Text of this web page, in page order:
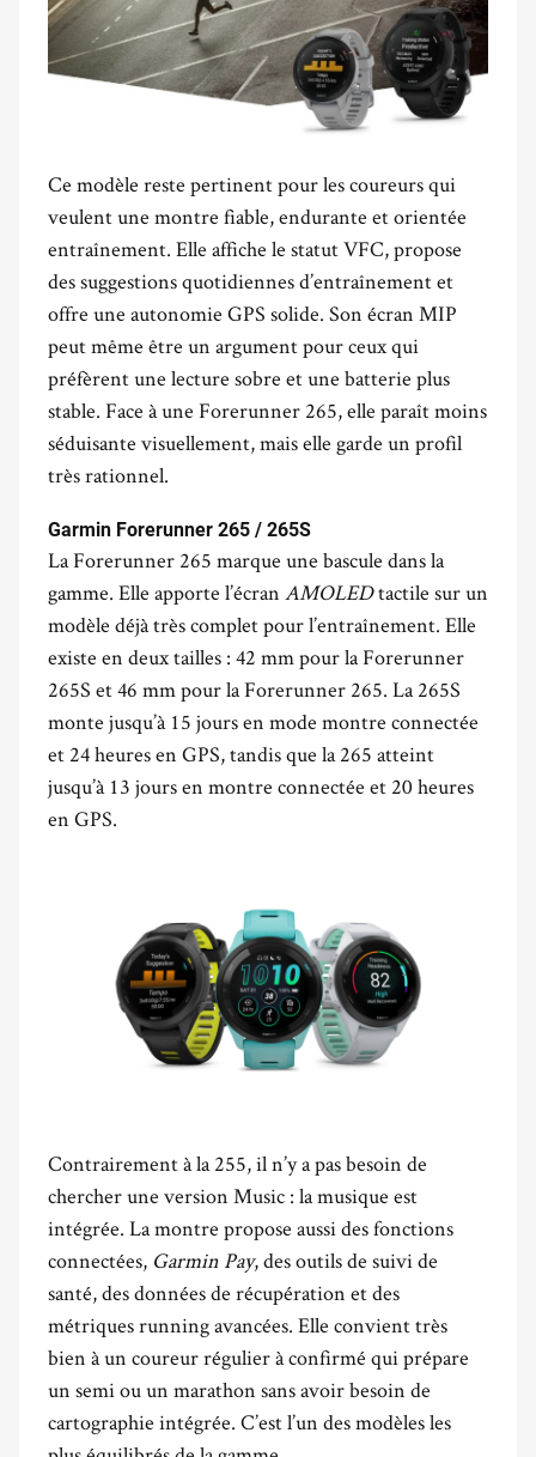
Ce modèle reste pertinent pour les coureurs qui
veulent une montre fiable, endurante et orientée
entraînement. Elle affiche le statut VFC, propose
des suggestions quotidiennes d’entraînement et
offre une autonomie GPS solide. Son écran MIP
peut même être un argument pour ceux qui
préfèrent une lecture sobre et une batterie plus
stable. Face à une Forerunner 265, elle paraît moins
séduisante visuellement, mais elle garde un profil
très rationnel.
Garmin Forerunner 265 / 265S
La Forerunner 265 marque une bascule dans la
gamme. Elle apporte l’écran AMOLEDtactile sur un
modèle déjà très complet pour l’entraînement. Elle
existe en deux tailles : 42 mm pour la Forerunner
265S et 46 mm pour la Forerunner 265. La 265S
monte jusqu’à 15 jours en mode montre connectée
et 24 heures en GPS, tandis que la 265 atteint
jusqu’à 13 jours en montre connectée et 20 heures
en GPS.
Contrairement à la 255, il n’y a pas besoin de
chercher une version Music : la musique est
intégrée. La montre propose aussi des fonctions
connectées, Garmin Pay, des outils de suivi de
santé, des données de récupération et des
métriques running avancées. Elle convient très
bien à un coureur régulier à confirmé qui prépare
un semi ou un marathon sans avoir besoin de
cartographie intégrée. C’est l’un des modèles les